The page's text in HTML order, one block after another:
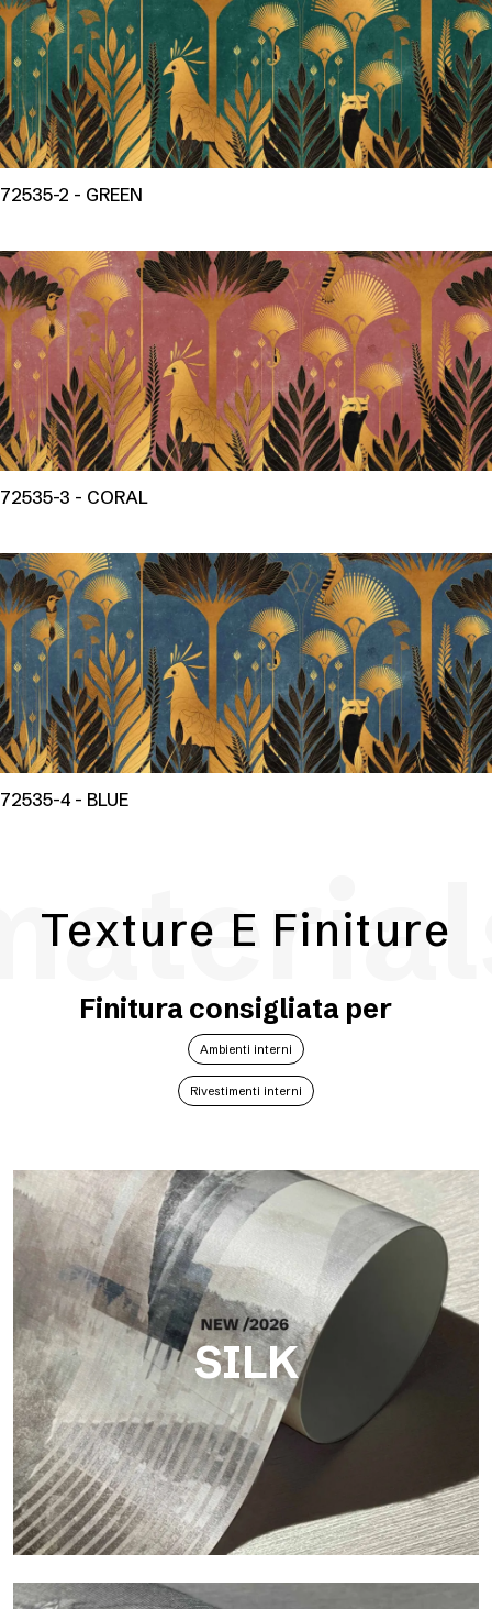
72535-2 - GREEN
72535-3 - CORAL
72535-4 - BLUE
Texture E Finiture
Finitura consigliata per
Ambienti interni
Rivestimenti interni
SILK